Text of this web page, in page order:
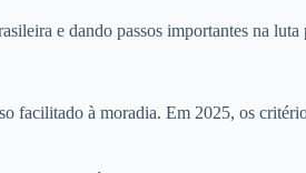
e dando passos importantes na
facilitado à moradia. Em 2025, os